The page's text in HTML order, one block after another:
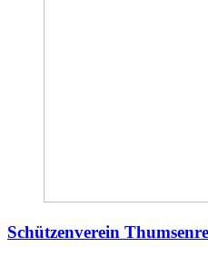
Schützenverein